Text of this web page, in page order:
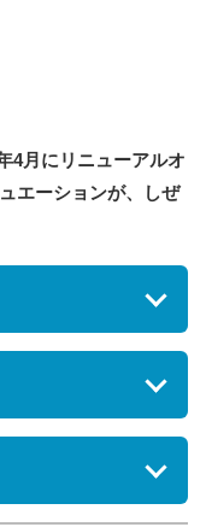
4月にリニューアルオ
エーションが、しぜ